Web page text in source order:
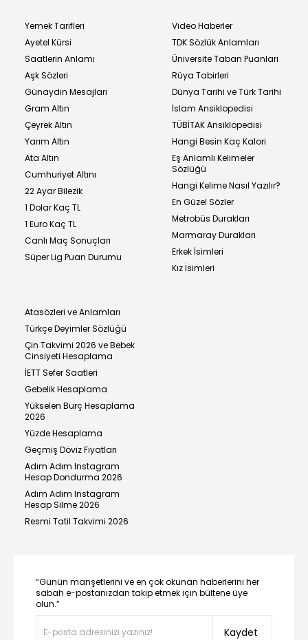
Yemek Tarifleri
Ayetel Kürsi
Saatlerin Anlamı
Aşk Sözleri
Günaydın Mesajları
Gram Altın
Çeyrek Altın
Yarım Altın
Ata Altın
Cumhuriyet Altını
22 Ayar Bilezik
1 Dolar Kaç TL
1 Euro Kaç TL
Canlı Maç Sonuçları
Süper Lig Puan Durumu
Video Haberler
TDK Sözlük Anlamları
Üniversite Taban Puanları
Rüya Tabirleri
Dünya Tarihi ve Türk Tarihi
İslam Ansiklopedisi
TÜBİTAK Ansiklopedisi
Hangi Besin Kaç Kalori
Eş Anlamlı Kelimeler
Sözlüğü
Hangi Kelime Nasıl Yazılır?
En Güzel Sözler
Metrobüs Durakları
Marmaray Durakları
Erkek İsimleri
Kız İsimleri
Atasözleri ve Anlamları
Türkçe Deyimler Sözlüğü
Çin Takvimi 2026 ve Bebek
Cinsiyeti Hesaplama
İETT Sefer Saatleri
Gebelik Hesaplama
Yükselen Burç Hesaplama
2026
Yüzde Hesaplama
Geçmiş Döviz Fiyatları
Adım Adım Instagram
Hesap Dondurma 2026
Adım Adım Instagram
Hesap Silme 2026
Resmi Tatil Takvimi 2026
“Günün manşetlerini ve en çok okunan haberlerini her
sabah e-postanızdan takip etmek için bültene üye
olun.”
Kaydet